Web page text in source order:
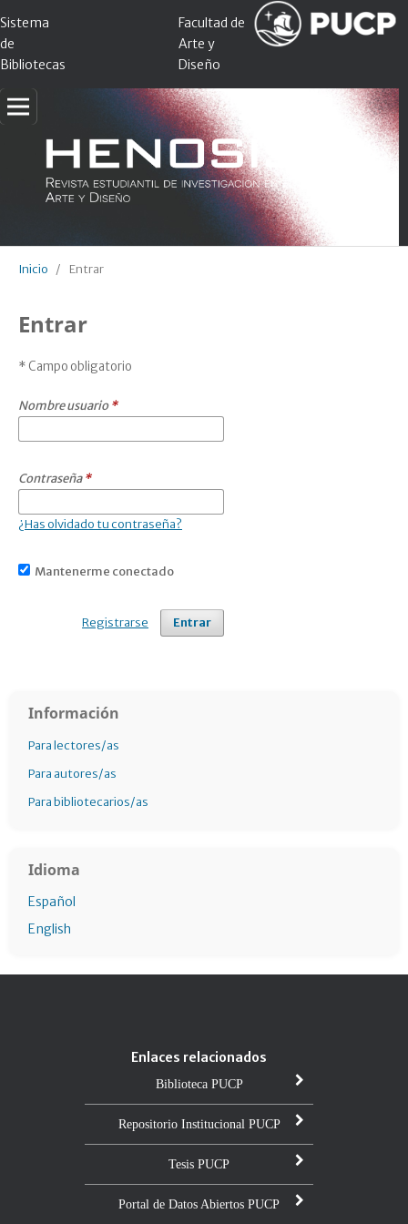
Sistema
de
Bibliotecas
Facultad de
Arte y
Diseño
Inicio / Entrar
Entrar
* Campo obligatorio
Nombre usuario*
Contraseña*
¿Has olvidado tu contraseña?
Mantenerme conectado
Entrar
Registrarse
Información
Para lectores/as
Para autores/as
Para bibliotecarios/as
Idioma
Español
English
Enlaces relacionados
Biblioteca PUCP
Repositorio Institucional PUCP
Tesis PUCP
Portal de Datos Abiertos PUCP